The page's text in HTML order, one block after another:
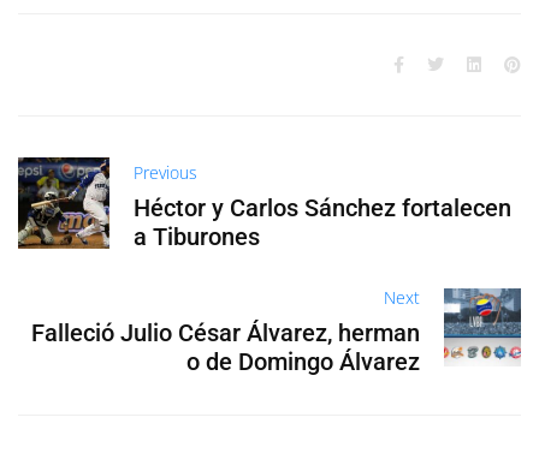
Previous
Héctor y Carlos Sánchez fortalecen
a Tiburones
Next
Falleció Julio César Álvarez, herman
o de Domingo Álvarez